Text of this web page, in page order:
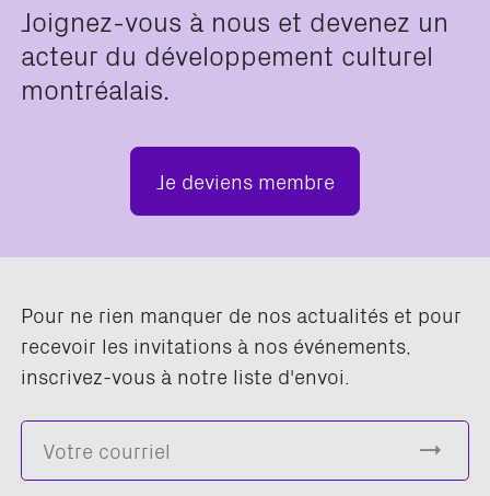
Joignez-vous à nous et devenez un
acteur du développement culturel
montréalais.
Je deviens membre
Pour ne rien manquer de nos actualités et pour
recevoir les invitations à nos événements,
inscrivez-vous à notre liste d'envoi.